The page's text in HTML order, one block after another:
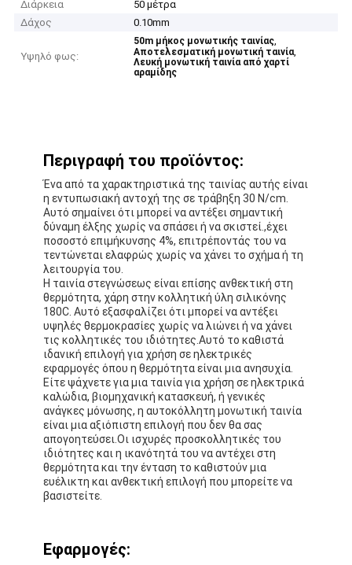
Διάρκεια
50 μέτρα
Δάχος
0.10mm
Υψηλό φως:
50m μήκος μονωτικής ταινίας,
Αποτελεσματική μονωτική ταινία,
Λευκή μονωτική ταινία από χαρτί
αραμίδης
Περιγραφή του προϊόντος:
Ένα από τα χαρακτηριστικά της ταινίας αυτής είναι
η εντυπωσιακή αντοχή της σε τράβηξη 30 N/cm.
Αυτό σημαίνει ότι μπορεί να αντέξει σημαντική
δύναμη έλξης χωρίς να σπάσει ή να σκιστεί.,έχει
ποσοστό επιμήκυνσης 4%, επιτρέποντάς του να
τεντώνεται ελαφρώς χωρίς να χάνει το σχήμα ή τη
λειτουργία του.
Η ταινία στεγνώσεως είναι επίσης ανθεκτική στη
θερμότητα, χάρη στην κολλητική ύλη σιλικόνης
180C. Αυτό εξασφαλίζει ότι μπορεί να αντέξει
υψηλές θερμοκρασίες χωρίς να λιώνει ή να χάνει
τις κολλητικές του ιδιότητες.Αυτό το καθιστά
ιδανική επιλογή για χρήση σε ηλεκτρικές
εφαρμογές όπου η θερμότητα είναι μια ανησυχία.
Είτε ψάχνετε για μια ταινία για χρήση σε ηλεκτρικά
καλώδια, βιομηχανική κατασκευή, ή γενικές
ανάγκες μόνωσης, η αυτοκόλλητη μονωτική ταινία
είναι μια αξιόπιστη επιλογή που δεν θα σας
απογοητεύσει.Οι ισχυρές προσκολλητικές του
ιδιότητες και η ικανότητά του να αντέχει στη
θερμότητα και την ένταση το καθιστούν μια
ευέλικτη και ανθεκτική επιλογή που μπορείτε να
βασιστείτε.
Εφαρμογές: